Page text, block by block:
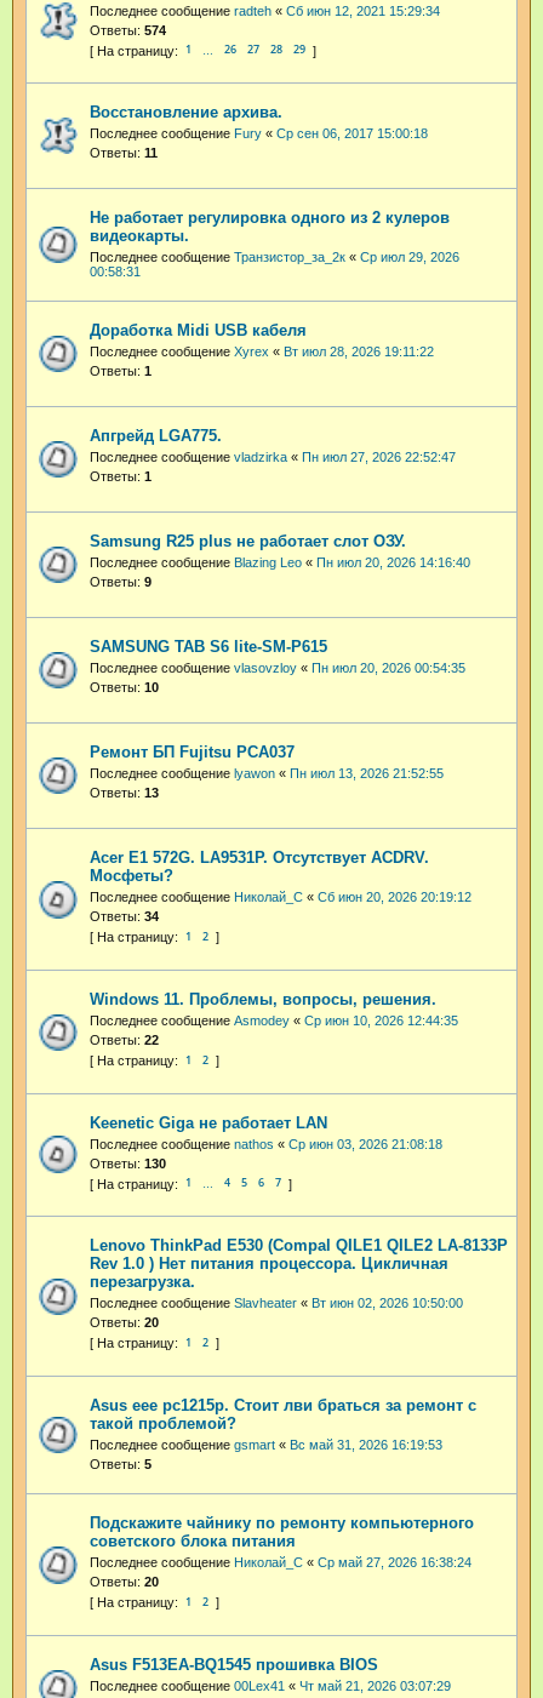
Последнее сообщение radteh « Сб июн 12, 2021 15:29:34
Ответы: 574
1 26 27 28 29
Восстановление архива.
Последнее сообщение Fury « Ср сен 06, 2017 15:00:18
Ответы: 11
Не работает регулировка одного из 2 кулеров
видеокарты.
Последнее сообщение Транзистор_за_2к « Ср июл 29, 2026
00:58:31
Доработка Midi USB кабеля
Последнее сообщение Xyrex « Вт июл 28, 2026 19:11:22
Ответы: 1
Апгрейд LGA775.
Последнее сообщение vladzirka « Пн июл 27, 2026 22:52:47
Ответы: 1
Samsung R25 plus не работает слот ОЗУ.
Последнее сообщение Blazing Leo « Пн июл 20, 2026 14:16:40
Ответы: 9
SAMSUNG TAB S6 lite-SM-P615
Последнее сообщение vlasovzloy « Пн июл 20, 2026 00:54:35
Ответы: 10
Ремонт БП Fujitsu PCA037
Последнее сообщение lyawon « Пн июл 13, 2026 21:52:55
Ответы: 13
Acer E1 572G. LA9531P. Отсутствует ACDRV.
Мосфеты?
Последнее сообщение Николай_С « Сб июн 20, 2026 20:19:12
Ответы: 34
1 2
Windows 11. Проблемы, вопросы, решения.
Последнее сообщение Asmodey « Ср июн 10, 2026 12:44:35
Ответы: 22
1 2
Keenetic Giga не работает LAN
Последнее сообщение nathos « Ср июн 03, 2026 21:08:18
Ответы: 130
1 4 5 6 7
Lenovo ThinkPad E530 (Compal QILE1 QILE2 LA-8133P
Rev 1.0 ) Нет питания процессора. Цикличная
перезагрузка.
Последнее сообщение Slavheater « Вт июн 02, 2026 10:50:00
Ответы: 20
1 2
Asus eee pc1215p. Стоит лви браться за ремонт с
такой проблемой?
Последнее сообщение gsmart « Вс май 31, 2026 16:19:53
Ответы: 5
Подскажите чайнику по ремонту компьютерного
советского блока питания
Последнее сообщение Николай_С « Ср май 27, 2026 16:38:24
Ответы: 20
1 2
Asus F513EA-BQ1545 прошивка BIOS
Последнее сообщение 00Lex41 « Чт май 21, 2026 03:07:29